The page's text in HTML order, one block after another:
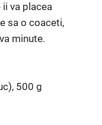
va placea
sa o coaceti,
minute.
500 g